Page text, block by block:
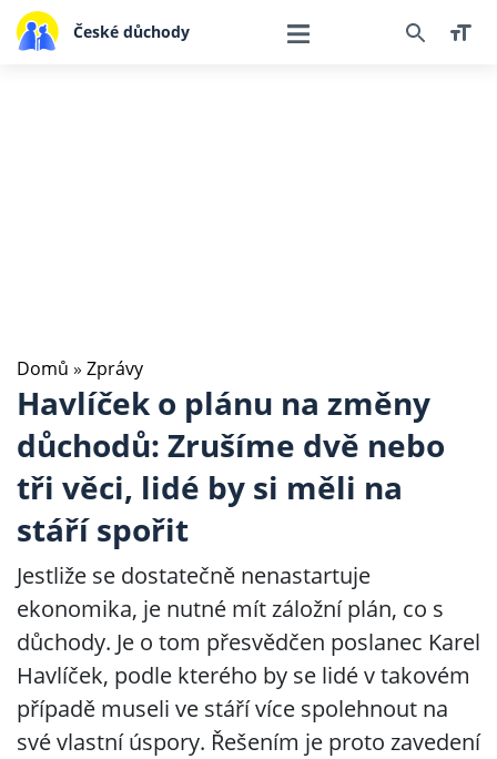
České důchody
Domů » Zprávy
Havlíček o plánu na změny
důchodů: Zrušíme dvě nebo
tři věci, lidé by si měli na
stáří spořit
Jestliže se dostatečně nenastartuje
ekonomika, je nutné mít záložní plán, co s
důchody. Je o tom přesvědčen poslanec Karel
Havlíček, podle kterého by se lidé v takovém
případě museli ve stáří více spolehnout na
své vlastní úspory. Řešením je proto zavedení